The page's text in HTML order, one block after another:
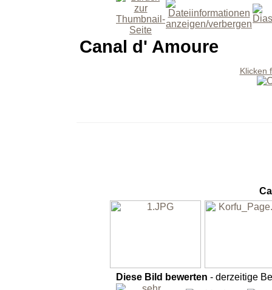
Canal d' Amoure
Klicken
Diese Bild bewerten - derzeitige